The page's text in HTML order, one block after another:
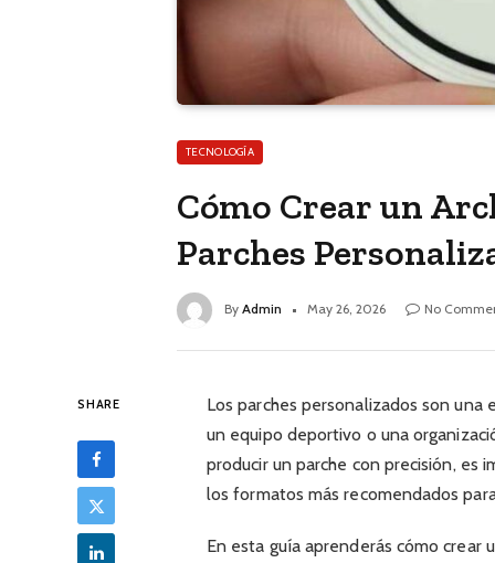
TECNOLOGÍA
Cómo Crear un
Parches
By Admin May 26, 2026 No
SHARE
Los parches personalizados son
un equipo deportivo o una
producir un parche con precisión, es
los formatos más recomendados
En esta guía aprenderás cómo crear